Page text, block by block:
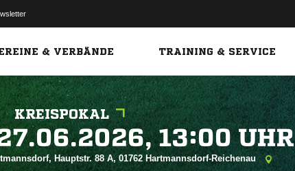
& VERBÄNDE TRAINING & SERVICE
KREISPOKAL
  
Hauptstr. 88 A, 01762 Hartmannsdorf-Reichenau